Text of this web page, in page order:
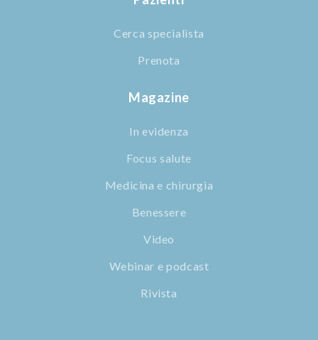
Cerca specialista
Prenota
Magazine
In evidenza
Focus salute
Medicina e chirurgia
Benessere
Video
Webinar e podcast
Rivista